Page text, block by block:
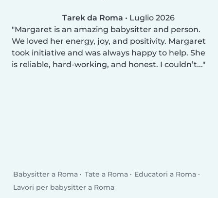
Tarek da Roma • Luglio 2026
Margaret is an amazing babysitter and person.
We loved her energy, joy, and positivity. Margaret
took initiative and was always happy to help. She
is reliable, hard-working, and honest. I couldn’t...
Babysitter a Roma Tate a Roma
Educatori a Roma
Lavori per babysitter a Roma